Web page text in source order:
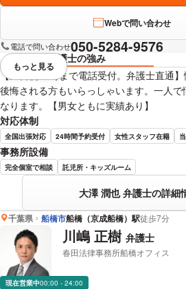
Webで問い合わせ
電話で問い合わせ050-5284-9576
弁護士の強み
【土日祝21時まで電話受付。弁護士直通】
後悔される方もいらっしゃいます。一人
なります。【男女ともに実績あり】
対応体制
全国出張対応 24時間予約受付 女性スタッフ在籍
事務所設備
完全個室で相談 託児所・キッズルーム
大澤 潤也 弁護士の詳細
視覚的に省略されている要素を
もっと見る
千葉県 船橋市船橋（京成船橋）駅徒歩7分
川嶋 正樹 弁護士
春田法律事務所船橋オフィス
現在営業中00:00 - 24:00